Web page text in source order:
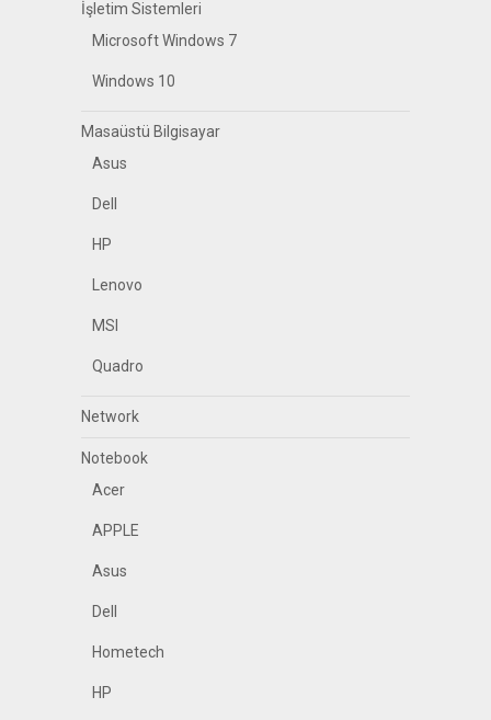
İşletim Sistemleri
Microsoft Windows 7
Windows 10
Masaüstü Bilgisayar
Asus
Dell
HP
Lenovo
MSI
Quadro
Network
Notebook
Acer
APPLE
Asus
Dell
Hometech
HP